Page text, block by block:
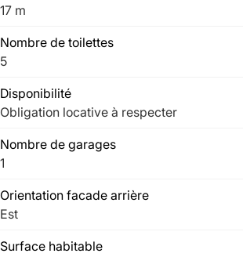
17 m
Nombre de toilettes
5
Disponibilité
Obligation locative à respecter
Nombre de garages
1
Orientation facade arrière
Est
Surface habitable